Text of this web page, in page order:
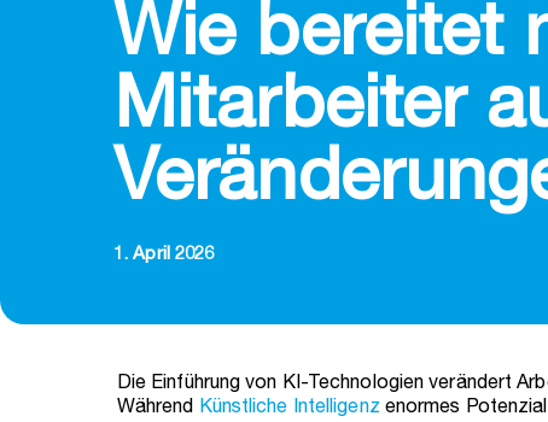
Wie bereitet
Mitarbeiter
1. April 2026
Die Einführung von KI-Technologien verändert
Während Künstliche Intelligenz enormes